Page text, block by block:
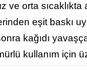
ve orta sıcaklıkta
eşit baskı
kağıdı
kullanım için